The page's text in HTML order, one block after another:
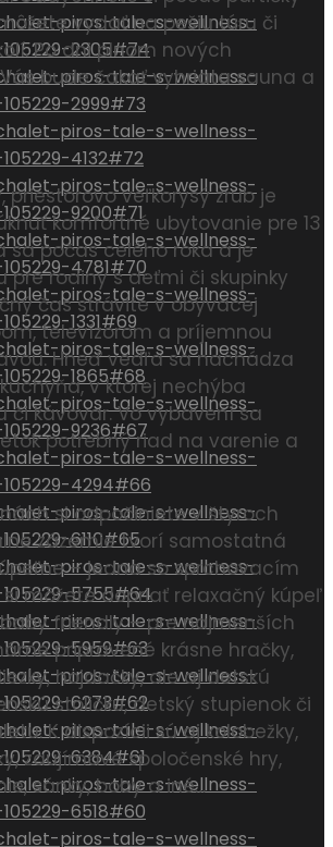
vydať na pešiu túru či
Po dni plnom nových
bude čakať vyhriata sauna a
priestorovo veľkorysý zrub je
komfortné ubytovanie pre 13
sa počas celého roka a je
pre rodiny s deťmi či skupinky
čas strávite v obývacej
televízorom a príjemnou
Hneď vedľa sa nachádza
v ktorej nechýba
či kávovar. Vo vybavení sa
potrebný riad na varenie a
si odpočiniete v štyroch
zázemie tvorí samostatná
– jedna so sprchovacím
môžete dopriať relaxačný kúpeľ
friendly – pre najmenších
pripravené krásne hračky,
hojdačky, ale aj detskú
stoličku, detský stupienok či
K dispozícii sú aj kolobežky,
zaujímavé spoločenské hry,
sánky, boby a iné…